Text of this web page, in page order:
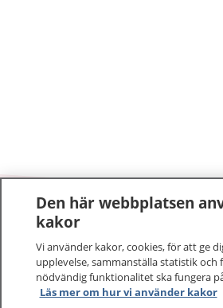
1177–tryggt om din
På 1177.se får du råd om hälsa
sjukdomar och vilka mottagningar
Logga in för att läsa din journal
Den här webbplatsen
kakor
Vi använder kakor, cookies, för att ge
upplevelse, sammanställa statistik och
nödvändig funktionalitet ska fungera
Läs mer om hur vi använder kakor